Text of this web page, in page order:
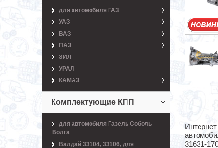
31631-
для автомобиля ГАЗ
УАЗ
ВАЗ
ПАЗ
ЗИЛ
УРАЛ
КАМАЗ
Комплектующие КПП
для автомобиля Газель Соболь
Волга
Валдай 33104, 33106, для